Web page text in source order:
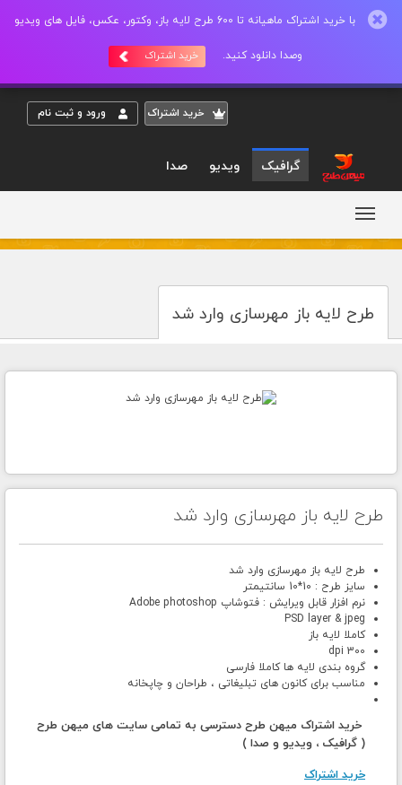
با خرید اشتراک ماهیانه تا 600 طرح لایه باز، وکتور، عکس، فایل های ویدیو
وصدا دانلود کنید. خرید اشتراک
خريد اشتراک ورود و ثبت نام
گرافیک ویدیو صدا
طرح لایه باز مهرسازی وارد شد
طرح لایه باز مهرسازی وارد شد
طرح لایه باز مهرسازی وارد شد
سایز طرح : 10*10 سانتیمتر
نرم افزار قابل ویرایش : فتوشاپ Adobe photoshop
PSD layer & jpeg
کاملا لایه باز
300 dpi
گروه بندی لایه ها کاملا فارسی
مناسب برای کانون های تبلیغاتی ، طراحان و چاپخانه
خرید اشتراک میهن طرح دسترسی به تمامی سایت های میهن طرح
( گرافیک ، ویدیو و صدا )
خرید اشتراک